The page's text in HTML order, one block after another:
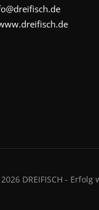
DREIFISCH - Erfolg